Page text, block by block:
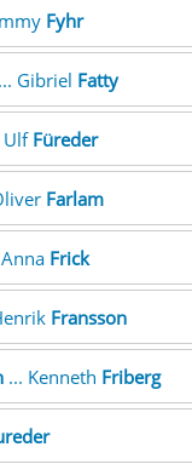
Fyhr
Gibriel Fatty
Füreder
Farlam
Frick
Fransson
... Kenneth Friberg